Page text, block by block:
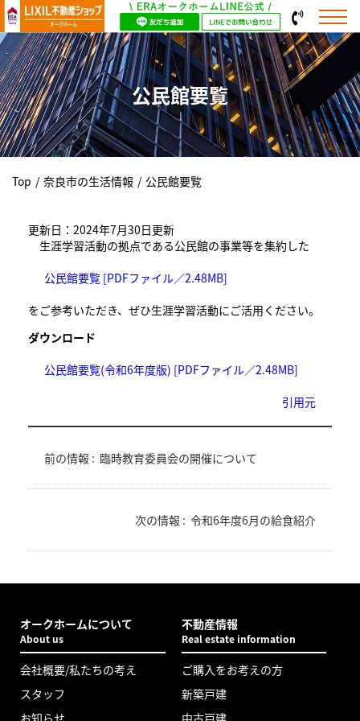
公民館要覧
Top / 奈良市の生活情報 / 公民館要覧
更新日：2024年7月30日更新
生涯学習活動の拠点である公民館の事業等を集約した
公民館要覧 [PDFファイル／2.48MB]
をご参考いただき、ぜひ生涯学習活動にご活用ください。
ダウンロード
公民館要覧(令和6年度版) [PDFファイル／2.48MB]
引用元
前の情報 : 臨時教育委員会の開催について
次の情報 : 令和6年度6月の給食紹介
オークホームについて
About us
会社概要/私たちの考え
スタッフ
お知らせ
不動産情報
Real estate information
ご購入をお考えの方
新築戸建
中古戸建